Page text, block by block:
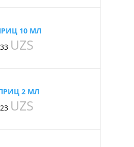
10 МЛ
UZS
2 МЛ
UZS